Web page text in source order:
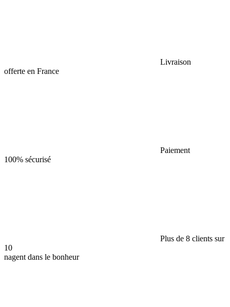
Livraison
offerte en France
Paiement
100% sécurisé
Plus de 8 clients sur
10
nagent dans le bonheur